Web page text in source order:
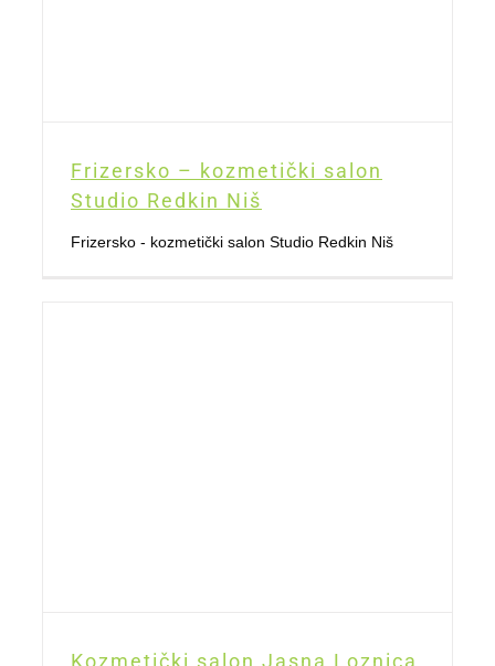
Frizersko – kozmetički salon
Studio Redkin Niš
Frizersko - kozmetički salon Studio Redkin Niš
Kozmetički salon Jasna Loznica